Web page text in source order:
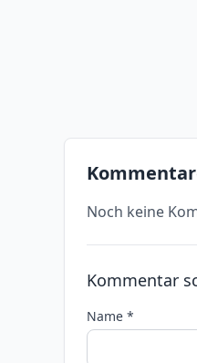
Noch keine
Kommentar
Name *